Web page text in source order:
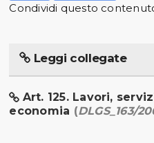
Condividi questo
Leggi collegate
Art. 125. Lavori,
economia (DLGS_163/